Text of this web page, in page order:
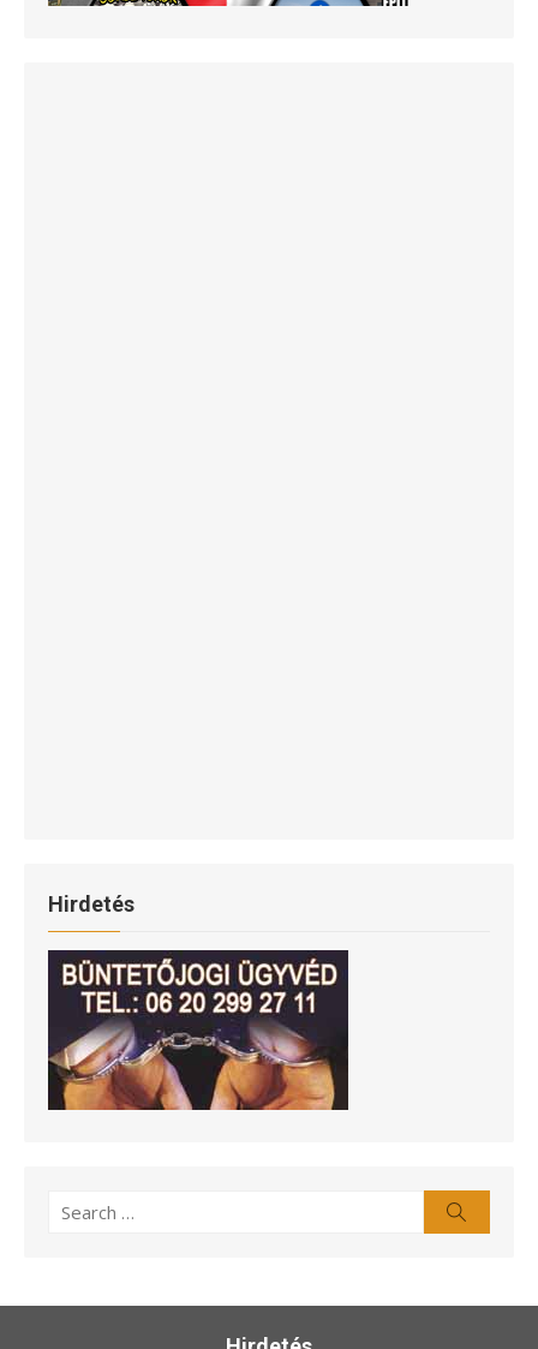
Hirdetés
Search